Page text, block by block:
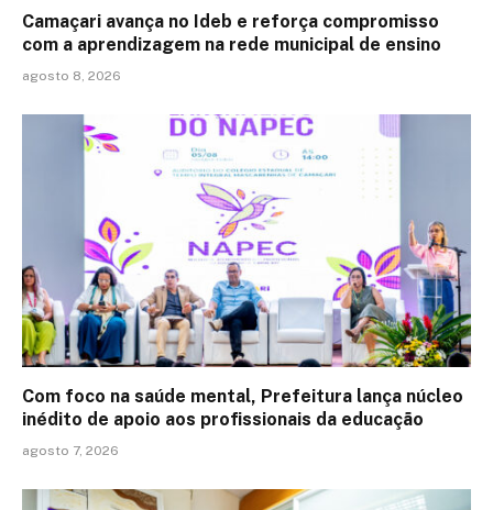
Camaçari avança no Ideb e reforça compromisso
com a aprendizagem na rede municipal de ensino
agosto 8, 2026
Com foco na saúde mental, Prefeitura lança núcleo
inédito de apoio aos profissionais da educação
agosto 7, 2026